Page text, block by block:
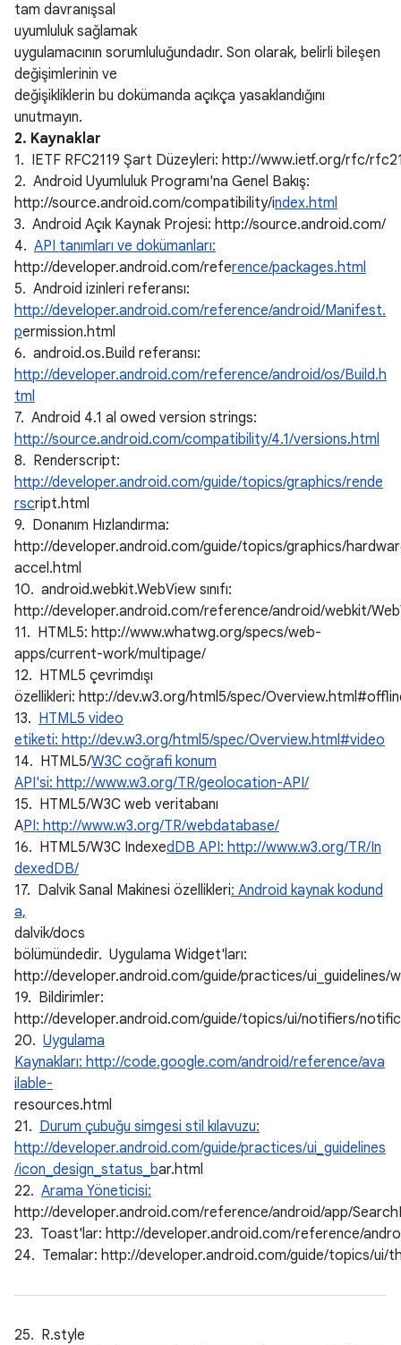
tam davranışsal
uyumluluk sağlamak
uygulamacının sorumluluğundadır. Son olarak, belirli bileşen
değişimlerinin ve
değişikliklerin bu dokümanda açıkça yasaklandığını
unutmayın.
2. Kaynaklar
1. IETF RFC2119 Şart Düzeyleri: http://www.ietf.org/rfc/
2. Android Uyumluluk Programı'na Genel Bakış:
http://source.android.com/compatibility/index.html
3. Android Açık Kaynak Projesi: http://source.android.com/
4. API tanımları ve dokümanları:
http://developer.android.com/reference/packages.html
5. Android izinleri referansı:
http://developer.android.com/reference/android/Manifest.
permission.html
6. android.os.Build referansı:
http://developer.android.com/reference/android/os/Build.h
tml
7. Android 4.1 al owed version strings:
http://source.android.com/compatibility/4.1/versions.html
8. Renderscript:
http://developer.android.com/guide/topics/graphics/rende
rscript.html
9. Donanım Hızlandırma:
http://developer.android.com/guide/topics/graphics/
accel.html
10. android.webkit.WebView sınıfı:
http://developer.android.com/reference/android/webkit/
11. HTML5: http://www.whatwg.org/specs/web-
apps/current-work/multipage/
12. HTML5 çevrimdışı
özellikleri: http://dev.w3.org/html5/spec/
13. HTML5 video
etiketi: http://dev.w3.org/html5/spec/Overview.html#video
14. HTML5/W3C coğrafi konum
API'si: http://www.w3.org/TR/geolocation-API/
15. HTML5/W3C web veritabanı
API: http://www.w3.org/TR/webdatabase/
16. HTML5/W3C IndexedDB API: http://www.w3.org/TR/In
dexedDB/
17. Dalvik Sanal Makinesi özellikleri: Android kaynak kodund
a,
dalvik/docs
bölümündedir. Uygulama Widget'ları:
http://developer.android.com/guide/practices/ui_guidelines/
19. Bildirimler:
http://developer.android.com/guide/topics/ui/notifiers/
20. Uygulama
Kaynakları: http://code.google.com/android/reference/ava
ilable-
resources.html
21. Durum çubuğu simgesi stil kılavuzu:
http://developer.android.com/guide/practices/ui_guidelines
/icon_design_status_bar.html
22. Arama Yöneticisi:
http://developer.android.com/reference/android/app/
23. Toast'lar: http://developer.android.com/reference/
24. Temalar: http://developer.android.com/guide/topics/ui/
25. R.style